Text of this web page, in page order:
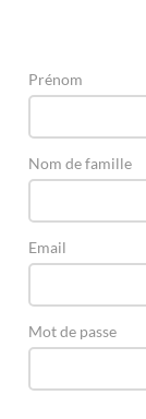
Prénom
Nom de famille
Email
Mot de passe